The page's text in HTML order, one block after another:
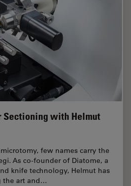
Sectioning with Helmut
few names carry the
As co-founder of Diatome, a
knife technology, Helmut has
the art and…